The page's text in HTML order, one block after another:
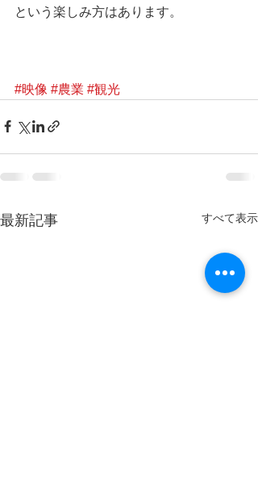
という楽しみ方はあります。
#映像 #農業 #観光
最新記事 すべて表示